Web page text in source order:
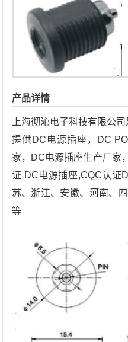
产品详情
上海彻沁电子科技有限公
提供DC电源插座，DC
家，DC电源插座生产厂家
证 DC电源插座,CQC认证
苏、浙江、安徽、河南、
等